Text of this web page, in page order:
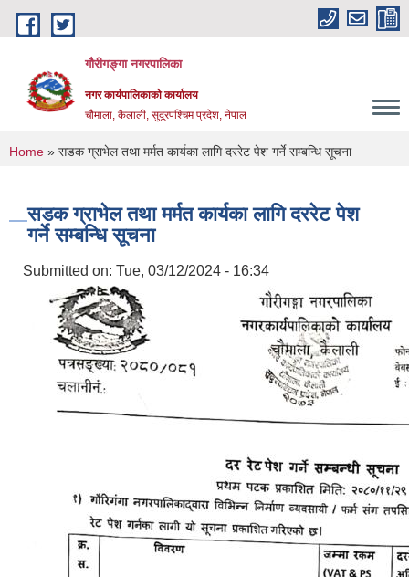
Skip to main content
गौरीगङ्गा नगरपालिका
नगर कार्यपालिकाको कार्यालय
चौमाला, कैलाली, सुदूरपश्चिम प्रदेश, नेपाल
You are here
Home » सडक ग्राभेल तथा मर्मत कार्यका लागि दररेट पेश गर्ने सम्बन्धि सूचना
सडक ग्राभेल तथा मर्मत कार्यका लागि दररेट पेश
गर्ने सम्बन्धि सूचना
Submitted on: Tue, 03/12/2024 - 16:34